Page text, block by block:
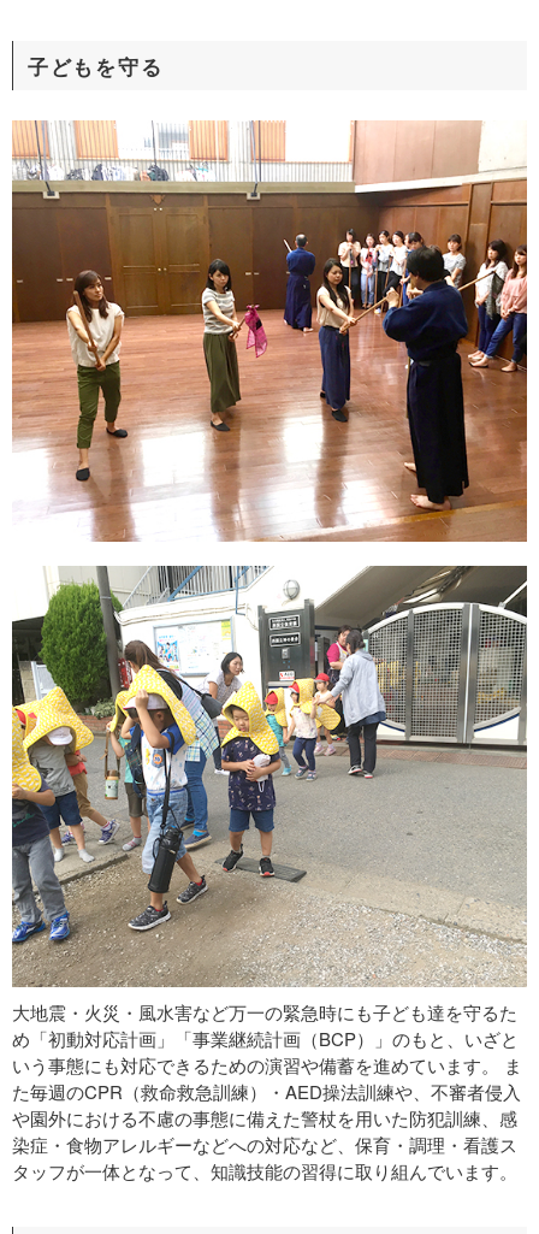
子どもを守る
大地震・火災・風水害など万一の緊急時にも子ども達を守るた
め「初動対応計画」「事業継続計画（BCP）」のもと、いざと
いう事態にも対応できるための演習や備蓄を進めています。 ま
た毎週のCPR（救命救急訓練）・AED操法訓練や、不審者侵入
や園外における不慮の事態に備えた警杖を用いた防犯訓練、感
染症・食物アレルギーなどへの対応など、保育・調理・看護ス
タッフが一体となって、知識技能の習得に取り組んでいます。